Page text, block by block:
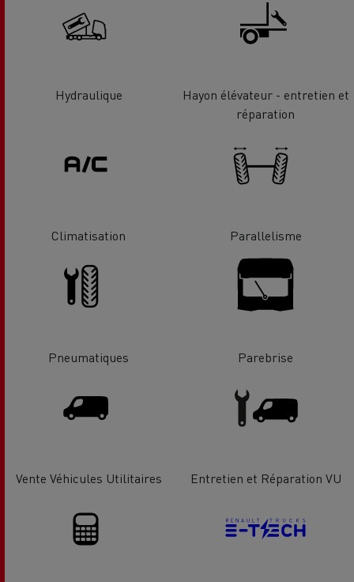
Hydraulique
Hayon élévateur - entretien et
réparation
Climatisation Parallelisme
Pneumatiques Parebrise
Vente Véhicules Utilitaires Entretien et Réparation VU